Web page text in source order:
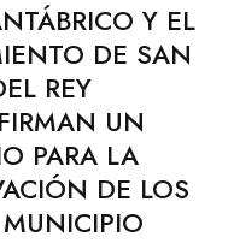
Y EL
DE SAN
REY
UN
PARA LA
DE LOS